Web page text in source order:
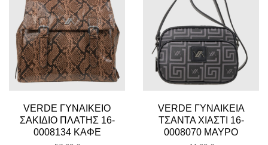
VERDE ΓΥΝΑΙΚΕΙΟ
ΣΑΚΙΔΙΟ ΠΛΑΤΗΣ 16-
0008134 ΚΑΦΕ
VERDE ΓΥΝΑΙΚΕΙΑ
ΤΣΑΝΤΑ ΧΙΑΣΤΙ 16-
0008070 ΜΑΥΡΟ